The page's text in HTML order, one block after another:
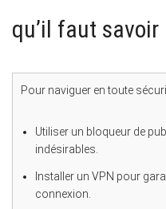
qu’il faut savoir
Pour naviguer en toute
Utiliser un bloqueur de
indésirables.
Installer un VPN pour
connexion.